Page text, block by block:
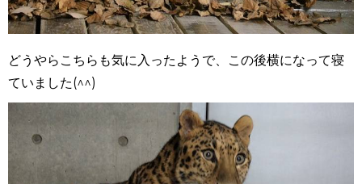
どうやらこちらも気に入ったようで、この後横になって寝
ていました(^^)